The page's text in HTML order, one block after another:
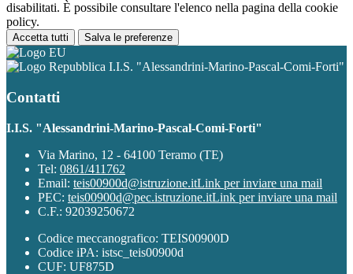
disabilitati. È possibile consultare l'elenco nella pagina della cookie
policy.
Accetta tutti Salva le preferenze
I.I.S. "Alessandrini-Marino-Pascal-Comi-Forti"
Contatti
I.I.S. "Alessandrini-Marino-Pascal-Comi-Forti"
Via Marino, 12 - 64100 Teramo (TE)
Tel: 0861/411762
Email: teis00900d@istruzione.itLink per inviare una mail
PEC: teis00900d@pec.istruzione.itLink per inviare una mail
C.F.: 92039250672
Codice meccanografico: TEIS00900D
Codice iPA: istsc_teis00900d
CUF: UF875D